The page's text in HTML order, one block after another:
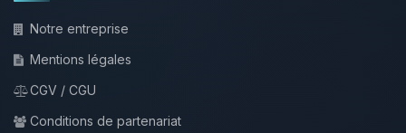
Notre entreprise
Mentions légales
CGV / CGU
Conditions de partenariat